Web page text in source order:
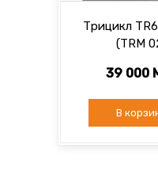
Трицикл
(TRM
39 000
В